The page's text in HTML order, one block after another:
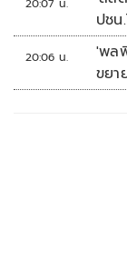
20:07 น.
ปชน
20:06 น.
'พล
ขยา